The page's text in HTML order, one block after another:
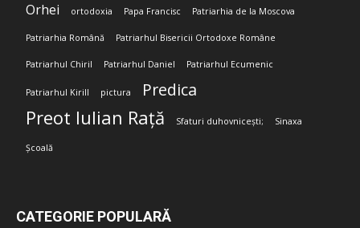
Orhei ortodoxia Papa Francisc Patriarhia de la Moscova
Patriarhia Română Patriarhul Bisericii Ortodoxe Române
Patriarhul Chiril Patriarhul Daniel Patriarhul Ecumenic
Patriarhul Kirill pictura Predica
Preot Iulian Rață Sfaturi duhovnicești; Sinaxa
Școală
CATEGORIE POPULARĂ